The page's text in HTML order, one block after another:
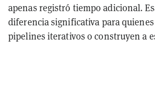
apenas registró tiempo adicional.
diferencia significativa para
pipelines iterativos o construyen a